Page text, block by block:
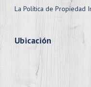
La Política de Propiedad
Ubicación